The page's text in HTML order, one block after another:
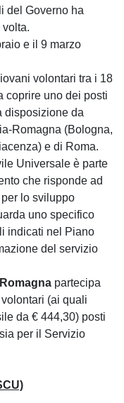
del Governo ha
e il 9 marzo
volontari tra i 18
coprire uno dei posti
disposizione da
Romagna (Bologna,
e di Roma.
Universale è parte
che risponde ad
lo sviluppo
uno specifico
indicati nel Piano
del servizio
partecipa
(ai quali
da € 444,30) posti
per il Servizio